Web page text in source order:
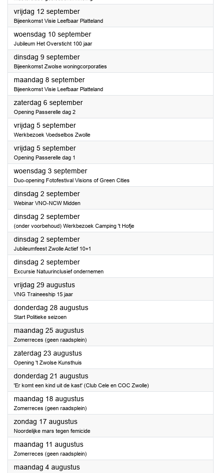
vrijdag 12 september2025
Bijeenkomst Visie Leefbaar Platteland
woensdag 10 september2025
Jubileum Het Oversticht 100 jaar
dinsdag 9 september2025
Bijeenkomst Zwolse woningcorporaties
maandag 8 september2025
Bijeenkomst Visie Leefbaar Platteland
zaterdag 6 september2025
Opening Passerelle dag 2
vrijdag 5 september2025
Werkbezoek Voedselbos Zwolle
vrijdag 5 september2025
Opening Passerelle dag 1
woensdag 3 september2025
Duo-opening Fotofestival Visions of Green Cities
dinsdag 2 september2025
Webinar VNO-NCW Midden
dinsdag 2 september2025
(onder voorbehoud) Werkbezoek Camping 't Hofje
dinsdag 2 september2025
Jubileumfeest Zwolle Actief 10+1
dinsdag 2 september2025
Excursie Natuurinclusief ondernemen
vrijdag 29 augustus2025
VNG Traineeship 15 jaar
donderdag 28 augustus2025
Start Politieke seizoen
maandag 25 augustus2025
Zomerreces (geen raadsplein)
zaterdag 23 augustus2025
Opening 't Zwolse Kunsthuis
donderdag 21 augustus2025
'Er komt een kind uit de kast' (Club Cele en COC Zwolle)
maandag 18 augustus2025
Zomerreces (geen raadsplein)
zondag 17 augustus2025
Noordelijke mars tegen femicide
maandag 11 augustus2025
Zomerreces (geen raadsplein)
maandag 4 augustus2025